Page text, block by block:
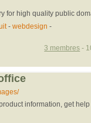
for high quality public
- webdesign -
3 membres -
information, get